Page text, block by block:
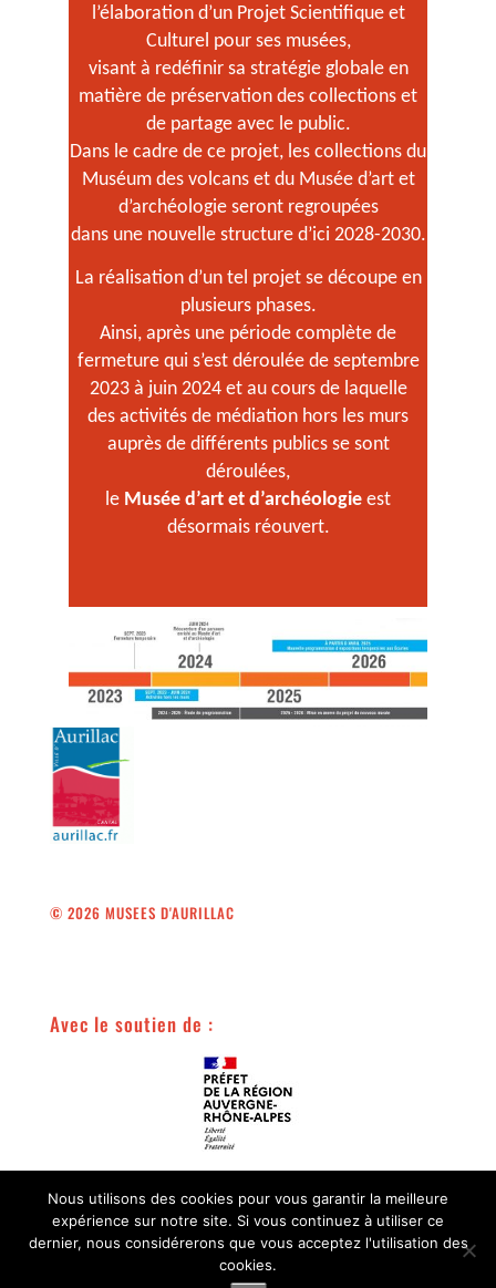
l’élaboration d’un Projet Scientifique et
Culturel pour ses musées,
visant à redéfinir sa stratégie globale en
matière de préservation des collections et
de partage avec le public.
Dans le cadre de ce projet, les collections du
Muséum des volcans et du Musée d’art et
d’archéologie seront regroupées
dans une nouvelle structure d’ici 2028-2030.
La réalisation d’un tel projet se découpe en
plusieurs phases.
Ainsi, après une période complète de
fermeture qui s’est déroulée de septembre
2023 à juin 2024 et au cours de laquelle
des activités de médiation hors les murs
auprès de différents publics se sont
déroulées,
le Musée d’art et d’archéologie est
désormais réouvert.
© 2026 MUSEES D'AURILLAC
Avec le soutien de :
Nous utilisons des cookies pour vous garantir la meilleure
expérience sur notre site. Si vous continuez à utiliser ce
dernier, nous considérerons que vous acceptez l'utilisation des
cookies.